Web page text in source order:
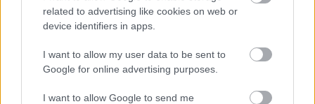
related to advertising like cookies on web or
device identifiers in apps.
I want to allow my user data to be sent to
Google for online advertising purposes.
I want to allow Google to send me
ΜΠΕΙΤΕ ΣΤΗ ΣΥΖΗΤΗΣΗ
Loading...